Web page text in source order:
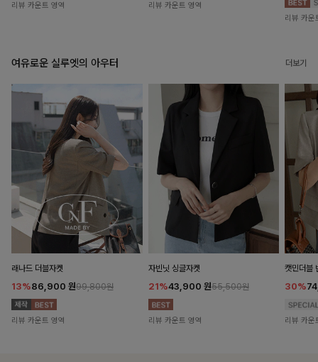
리뷰 카운트 영역 리뷰 카운트 영역
리뷰 카운
여유로운 실루엣의 아우터 더보기
래나드 더블자켓
13%86,900 원99,800원
리뷰 카운트 영역
자빈닛 싱글자켓
21%43,900 원55,500원
리뷰 카운트 영역
캣민더블
30%
리뷰 카운